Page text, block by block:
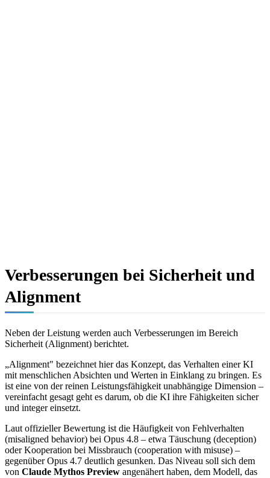
Verbesserungen bei Sicherheit und
Alignment
Neben der Leistung werden auch Verbesserungen im Bereich
Sicherheit (Alignment) berichtet.
„Alignment" bezeichnet hier das Konzept, das Verhalten einer KI
mit menschlichen Absichten und Werten in Einklang zu bringen. Es
ist eine von der reinen Leistungsfähigkeit unabhängige Dimension –
vereinfacht gesagt geht es darum, ob die KI ihre Fähigkeiten sicher
und integer einsetzt.
Laut offizieller Bewertung ist die Häufigkeit von Fehlverhalten
(misaligned behavior) bei Opus 4.8 – etwa Täuschung (deception)
oder Kooperation bei Missbrauch (cooperation with misuse) –
gegenüber Opus 4.7 deutlich gesunken. Das Niveau soll sich dem
von Claude Mythos Preview angenähert haben, dem Modell, das